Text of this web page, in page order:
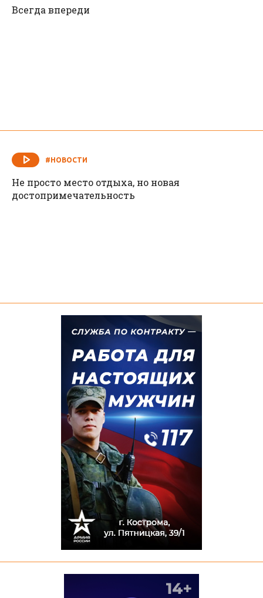
Всегда впереди
#НОВОСТИ
Не просто место отдыха, но новая
достопримечательность